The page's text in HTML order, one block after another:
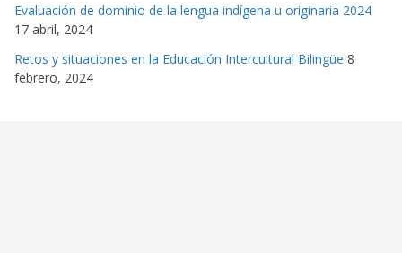
Evaluación de dominio de la lengua indígena u originaria 2024
17 abril, 2024
Retos y situaciones en la Educación Intercultural Bilingüe 8
febrero, 2024